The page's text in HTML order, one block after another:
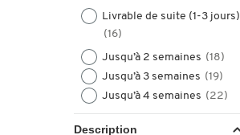
Livrable de suite (1-3 jours)
(16)
Jusqu’à 2 semaines (18)
Jusqu’à 3 semaines (19)
Jusqu’à 4 semaines (22)
Description